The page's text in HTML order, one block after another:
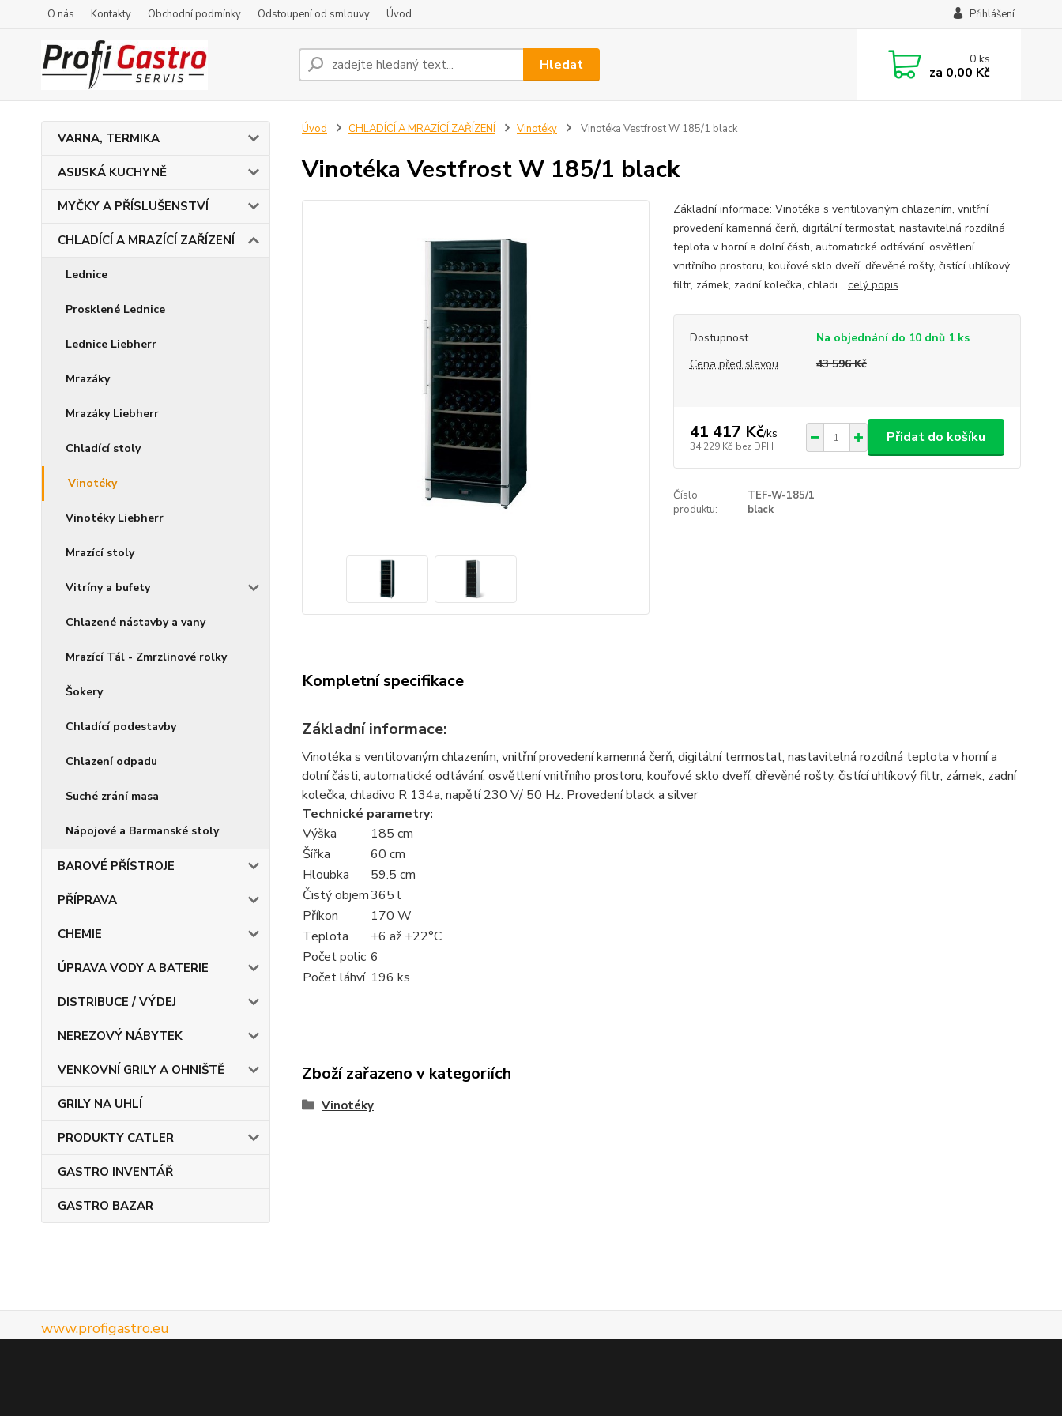
O nás Kontakty Obchodní podmínky Odstoupení od smlouvy Úvod Přihlášení
Hledat 0ks
za 0,00 Kč
VARNA, TERMIKA
ASIJSKÁ KUCHYNĚ
MYČKY A PŘÍSLUŠENSTVÍ
CHLADÍCÍ A MRAZÍCÍ ZAŘÍZENÍ
Lednice
Prosklené Lednice
Lednice Liebherr
Mrazáky
Mrazáky Liebherr
Chladící stoly
Vinotéky
Vinotéky Liebherr
Mrazící stoly
Vitríny a bufety
Chlazené nástavby a vany
Mrazící Tál - Zmrzlinové rolky
Šokery
Chladící podestavby
Chlazení odpadu
Suché zrání masa
Nápojové a Barmanské stoly
BAROVÉ PŘÍSTROJE
PŘÍPRAVA
CHEMIE
ÚPRAVA VODY A BATERIE
DISTRIBUCE / VÝDEJ
NEREZOVÝ NÁBYTEK
VENKOVNÍ GRILY A OHNIŠTĚ
GRILY NA UHLÍ
PRODUKTY CATLER
GASTRO INVENTÁŘ
GASTRO BAZAR
Úvod CHLADÍCÍ A MRAZÍCÍ ZAŘÍZENÍ Vinotéky Vinotéka Vestfrost W 185/1 black
Vinotéka Vestfrost W 185/1 black
Základní informace: Vinotéka s ventilovaným chlazením, vnitřní
provedení kamenná čerň, digitální termostat, nastavitelná rozdílná
teplota v horní a dolní části, automatické odtávání, osvětlení
vnitřního prostoru, kouřové sklo dveří, dřevěné rošty, čistící uhlíkový
filtr, zámek, zadní kolečka, chladi... celý popis
Dostupnost
Na objednání do 10 dnů 1 ks
Cena před slevou
43 596 Kč
41 417 Kč/ks
34 229 Kč bez DPH
Přidat do košíku
Číslo
produktu:
TEF-W-185/1
black
Kompletní specifikace
Základní informace:
Vinotéka s ventilovaným chlazením, vnitřní provedení kamenná čerň, digitální termostat, nastavitelná rozdílná teplota v horní a
dolní části, automatické odtávání, osvětlení vnitřního prostoru, kouřové sklo dveří, dřevěné rošty, čistící uhlíkový filtr, zámek, zadní
kolečka, chladivo R 134a, napětí 230 V/ 50 Hz. Provedení black a silver
Technické parametry:
Výška
185 cm
Šířka
60 cm
Hloubka
59.5 cm
Čistý objem365 l
Příkon
170 W
Teplota
+6 až +22°C
Počet polic 6
Počet láhví 196 ks
Zboží zařazeno v kategoriích
Vinotéky
www.profigastro.eu